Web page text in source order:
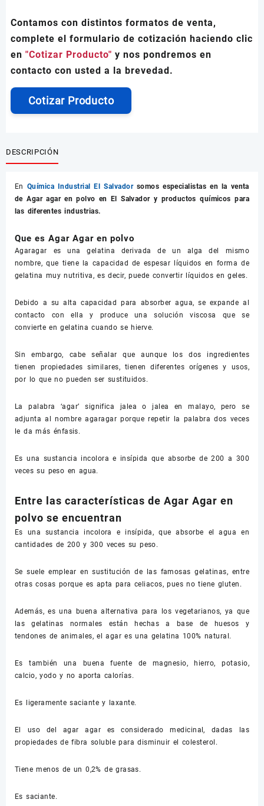
Contamos con distintos formatos de venta,
complete el formulario de cotización haciendo clic
en "Cotizar Producto" y nos pondremos en
contacto con usted a la brevedad.
Cotizar Producto
DESCRIPCIÓN
En Química Industrial El Salvadorsomos especialistas en la venta
deAgar agar en polvo en El Salvador y productos químicos para
las diferentes industrias.
Que es Agar Agar en polvo
Agaragar es una gelatina derivada de un alga del mismo
nombre, que tiene la capacidad de espesar líquidos en forma de
gelatina muy nutritiva, es decir, puede convertir líquidos en geles.
Debido a su alta capacidad para absorber agua, se expande al
contacto con ella y produce una solución viscosa que se
convierte en gelatina cuando se hierve.
Sin embargo, cabe señalar que aunque los dos ingredientes
tienen propiedades similares, tienen diferentes orígenes y usos,
por lo que no pueden ser sustituidos.
La palabra ‘agar’ significa jalea o jalea en malayo, pero se
adjunta al nombre agaragar porque repetir la palabra dos veces
le da más énfasis.
Es una sustancia incolora e insípida que absorbe de 200 a 300
veces su peso en agua.
Entre las características de Agar Agar en
polvo se encuentran
Es una sustancia incolora e insípida, que absorbe el agua en
cantidades de 200 y 300 veces su peso.
Se suele emplear en sustitución de las famosas gelatinas, entre
otras cosas porque es apta para celiacos, pues no tiene gluten.
Además, es una buena alternativa para los vegetarianos, ya que
las gelatinas normales están hechas a base de huesos y
tendones de animales, el agar es una gelatina 100% natural.
Es también una buena fuente de magnesio, hierro, potasio,
calcio, yodo y no aporta calorías.
Es ligeramente saciante y laxante.
El uso del agar agar es considerado medicinal, dadas las
propiedades de fibra soluble para disminuir el colesterol.
Tiene menos de un 0,2% de grasas.
Es saciante.